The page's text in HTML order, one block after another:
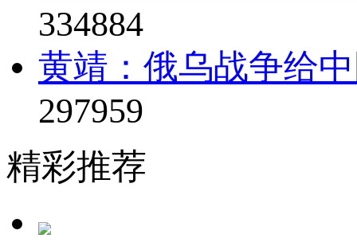
334884
黄靖：俄乌战争给
297959
精彩推荐